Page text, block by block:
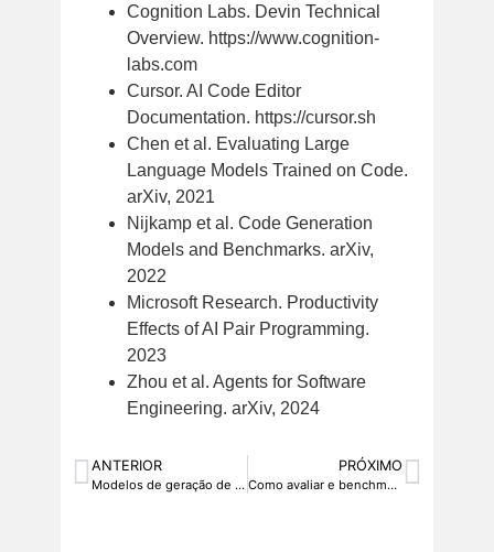
Cognition Labs. Devin Technical
Overview. https://www.cognition-
labs.com
Cursor. AI Code Editor
Documentation. https://cursor.sh
Chen et al. Evaluating Large
Language Models Trained on Code.
arXiv, 2021
Nijkamp et al. Code Generation
Models and Benchmarks. arXiv,
2022
Microsoft Research. Productivity
Effects of AI Pair Programming.
2023
Zhou et al. Agents for Software
Engineering. arXiv, 2024
ANTERIOR
Modelos de geração de vídeo para uso empresarial: Sora, Runway e Kling
PRÓXIMO
Como avaliar e benchmarkar modelos de IA para seu caso de uso específico